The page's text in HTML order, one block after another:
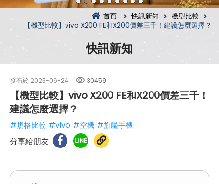
首頁 快訊新知
機型比較
【機型比較】vivo X200 FE和X200價差三千！建議怎麼選擇？
快訊新知
發布於 2025-06-24 30459
【機型比較】vivo X200 FE和X200價差三千！
建議怎麼選擇？
#規格比較 #vivo #空機 #旗艦手機
分享給朋友